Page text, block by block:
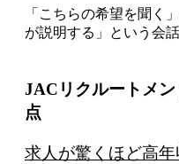
「こちらの希望を聞く
が説明する」という会
JACリクルートメ
点
求人が驚くほど高年